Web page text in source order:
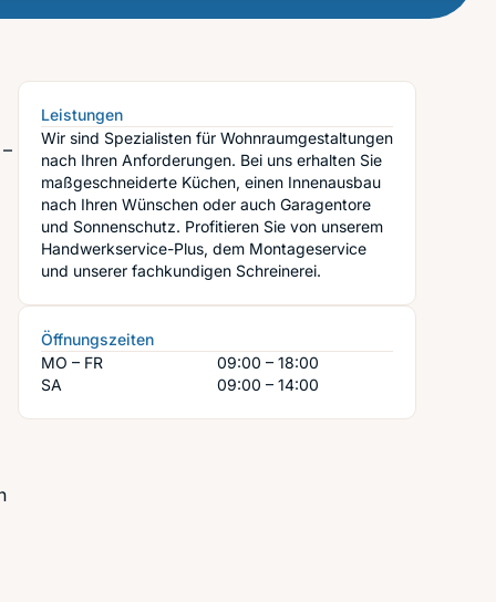
Leistungen
Wir sind Spezialisten für Wohnraumgestaltungen
nach Ihren Anforderungen. Bei uns erhalten Sie
maßgeschneiderte Küchen, einen Innenausbau
nach Ihren Wünschen oder auch Garagentore
und Sonnenschutz. Profitieren Sie von unserem
Handwerkservice-Plus, dem Montageservice
und unserer fachkundigen Schreinerei.
Öffnungszeiten
MO – FR
09:00 – 18:00
SA
09:00 – 14:00